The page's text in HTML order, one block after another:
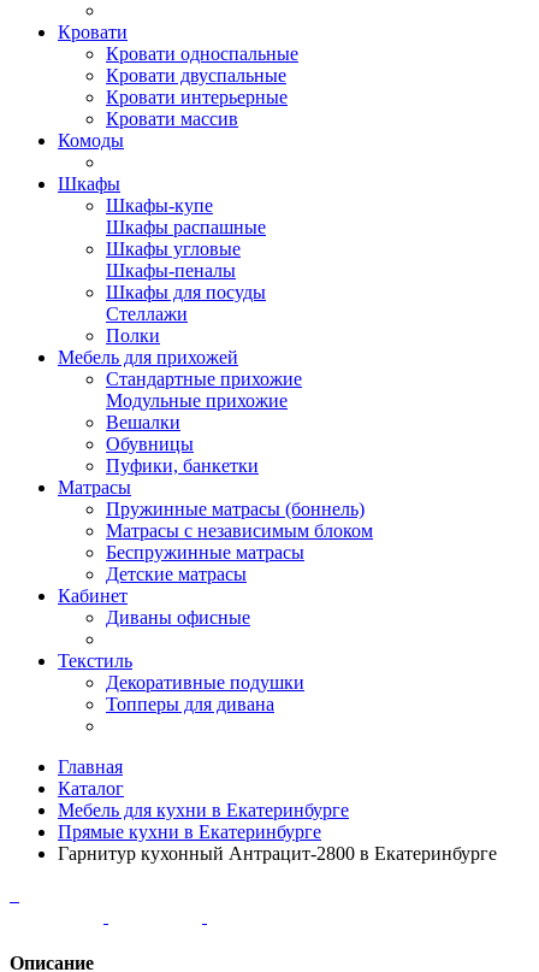
Кровати
Кровати односпальные
Кровати двуспальные
Кровати интерьерные
Кровати массив
Комоды
Шкафы
Шкафы-купе
Шкафы распашные
Шкафы угловые
Шкафы-пеналы
Шкафы для посуды
Стеллажи
Полки
Мебель для прихожей
Стандартные прихожие
Модульные прихожие
Вешалки
Обувницы
Пуфики, банкетки
Матрасы
Пружинные матрасы (боннель)
Матрасы с независимым блоком
Беспружинные матрасы
Детские матрасы
Кабинет
Диваны офисные
Текстиль
Декоративные подушки
Топперы для дивана
Главная
Каталог
Мебель для кухни в Екатеринбурге
Прямые кухни в Екатеринбурге
Гарнитур кухонный Антрацит-2800 в Екатеринбурге
Описание